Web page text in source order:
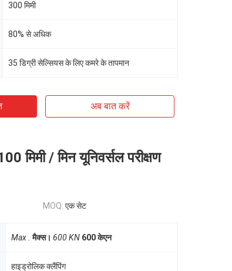
300 मिमी
80% से अधिक
35 डिग्री सेल्सियस के लिए कमरे के तापमान
अब बात करें
मिमी / मिन यूनिवर्सल परीक्षण
MOQ: एक सेट
Max . मैक्स। 600 KN 600 केएन
हाइड्रोलिक क्लैंपिंग